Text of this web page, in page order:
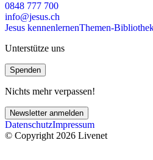
0848 777 700
info@jesus.ch
Jesus kennenlernenThemen-
Unterstütze uns
Spenden
Nichts mehr verpassen!
Newsletter anmelden
DatenschutzImpressum
© Copyright 2026 Livenet